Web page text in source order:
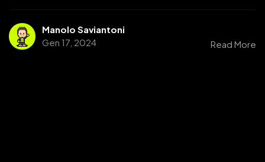
Manolo Saviantoni
Gen 17, 2024
Read More